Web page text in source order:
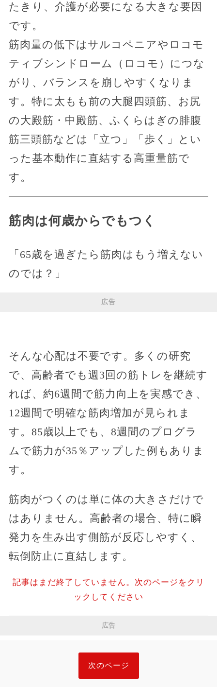
たきり、介護が必要になる大きな要因
です。
筋肉量の低下はサルコペニアやロコモ
ティブシンドローム（ロコモ）につな
がり、バランスを崩しやすくなりま
す。特に太もも前の大腿四頭筋、お尻
の大殿筋・中殿筋、ふくらはぎの腓腹
筋三頭筋などは「立つ」「歩く」とい
った基本動作に直結する高重量筋で
す。
筋肉は何歳からでもつく
「65歳を過ぎたら筋肉はもう増えない
のでは？」
広告
そんな心配は不要です。多くの研究
で、高齢者でも週3回の筋トレを継続す
れば、約6週間で筋力向上を実感でき、
12週間で明確な筋肉増加が見られま
す。85歳以上でも、8週間のプログラ
ムで筋力が35％アップした例もありま
す。
筋肉がつくのは単に体の大きさだけで
はありません。高齢者の場合、特に瞬
発力を生み出す側筋が反応しやすく、
転倒防止に直結します。
記事はまだ終了していません。次のページをクリ
ックしてください
広告
次のページ